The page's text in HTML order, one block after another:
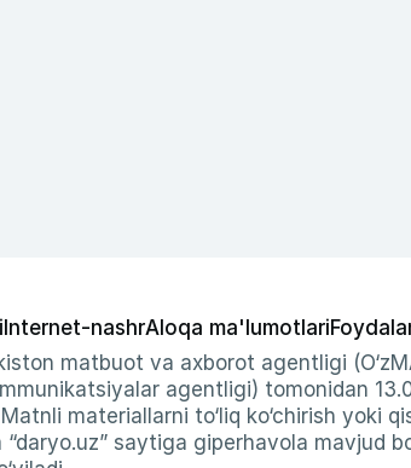
Internet-nashrAloqa ma'lumotlari
matbuot va axborot agentligi
agentligi) tomonidan
materiallarni to‘liq ko‘chirish
saytiga giperhavola mavjud